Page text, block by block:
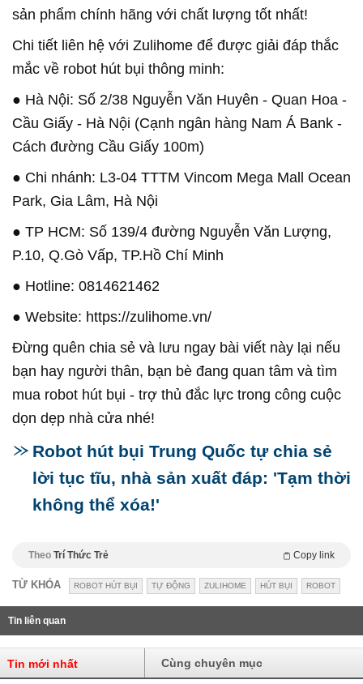
sản phẩm chính hãng với chất lượng tốt nhất!
Chi tiết liên hệ với Zulihome để được giải đáp thắc
mắc về robot hút bụi thông minh:
● Hà Nội: Số 2/38 Nguyễn Văn Huyên - Quan Hoa -
Cầu Giấy - Hà Nội (Cạnh ngân hàng Nam Á Bank -
Cách đường Cầu Giấy 100m)
● Chi nhánh: L3-04 TTTM Vincom Mega Mall Ocean
Park, Gia Lâm, Hà Nội
● TP HCM: Số 139/4 đường Nguyễn Văn Lượng,
P.10, Q.Gò Vấp, TP.Hồ Chí Minh
● Hotline: 0814621462
● Website: https://zulihome.vn/
Đừng quên chia sẻ và lưu ngay bài viết này lại nếu
bạn hay người thân, bạn bè đang quan tâm và tìm
mua robot hút bụi - trợ thủ đắc lực trong công cuộc
dọn dẹp nhà cửa nhé!
Robot hút bụi Trung Quốc tự chia sẻ
lời tục tĩu, nhà sản xuất đáp: 'Tạm thời
không thể xóa!'
Theo Trí Thức Trẻ Copy link
TỪ KHÓA ROBOT HÚT BỤI TỰ ĐỘNG ZULIHOME HÚT BỤI ROBOT
Tin liên quan
Tin mới nhất Cùng chuyên mục